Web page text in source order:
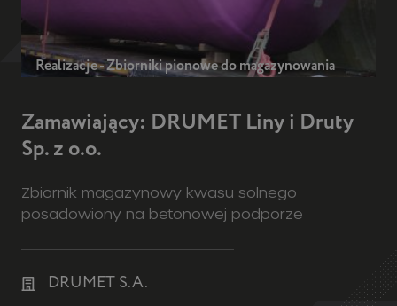
Realizacje - Zbiorniki pionowe do magazynowania
Zamawiający: DRUMET Liny i Druty
Sp. z o.o.
Zbiornik magazynowy kwasu solnego
posadowiony na betonowej podporze
DRUMET S.A.